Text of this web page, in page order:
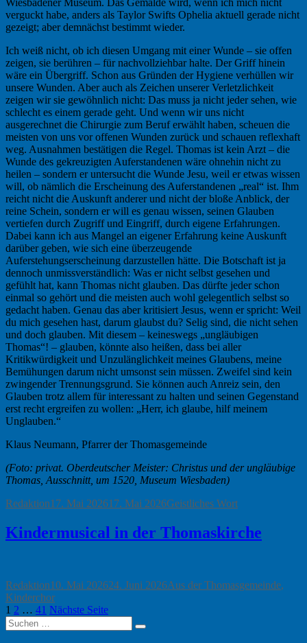
Wiesbadener Museum. Das Gemälde wird, wenn ich mich nicht
verguckt habe, anders als Taylor Swifts Ophelia aktuell gerade nicht
gezeigt; aber demnächst bestimmt wieder.
Ich weiß nicht, ob ich diesen Umgang mit einer Wunde – sie offen
zeigen, sie berühren – für nachvollziehbar halte. Der Griff hinein
wäre ein Übergriff. Schon aus Gründen der Hygiene verhüllen wir
unsere Wunden. Aber auch als Zeichen unserer Verletzlichkeit
zeigen wir sie gewöhnlich nicht: Das muss ja nicht jeder sehen, wie
schlecht es einem gerade geht. Und wenn wir uns nicht
ausgerechnet die Chirurgie zum Beruf erwählt haben, scheuen die
meisten von uns vor offenen Wunden zurück und schauen reflexhaft
weg. Ausnahmen bestätigen die Regel. Thomas ist kein Arzt – die
Wunde des gekreuzigten Auferstandenen wäre ohnehin nicht zu
heilen – sondern er untersucht die Wunde Jesu, weil er etwas wissen
will, ob nämlich die Erscheinung des Auferstandenen „real“ ist. Ihm
reicht nicht die Auskunft anderer und nicht der bloße Anblick, der
reine Schein, sondern er will es genau wissen, seinen Glauben
vertiefen durch Zugriff und Eingriff, durch eigene Erfahrungen.
Dabei kann ich aus Mangel an eigener Erfahrung keine Auskunft
darüber geben, wie sich eine überzeugende
Auferstehungserscheinung darzustellen hätte. Die Botschaft ist ja
dennoch unmissverständlich: Was er nicht selbst gesehen und
gefühlt hat, kann Thomas nicht glauben. Das dürfte jeder schon
einmal so gehört und die meisten auch wohl gelegentlich selbst so
gedacht haben. Genau das aber kritisiert Jesus, wenn er spricht: Weil
du mich gesehen hast, darum glaubst du? Selig sind, die nicht sehen
und doch glauben. Mit diesem – keineswegs „ungläubigen
Thomas“! – glauben, könnte also heißen, dass bei aller
Kritikwürdigkeit und Unzulänglichkeit meines Glaubens, meine
Bemühungen darum nicht umsonst sein müssen. Zweifel sind kein
zwingender Trennungsgrund. Sie können auch Anreiz sein, den
Glauben trotz allem für interessant zu halten und seinen Gegenstand
erst recht ergreifen zu wollen: „Herr, ich glaube, hilf meinem
Unglauben.“
Klaus Neumann, Pfarrer der Thomasgemeinde
(Foto: privat. Oberdeutscher Meister: Christus und der ungläubige
Thomas, Ausschnitt, um 1520, Museum Wiesbaden)
Autor
RedaktionVeröffentlicht
17. Mai 202617. Mai 2026Kategorien
Geistliches Wort
Kindermusical in der Thomaskirche
Autor
RedaktionVeröffentlicht
am
10. Mai 202624. Juni 2026Kategorien
Aus der Thomasgemeinde,
Kinderchor
Seitennummerierung
der
Seite
1 Seite
2 … Seite
41 Nächste Seite
Suchen
nach:
Suchen